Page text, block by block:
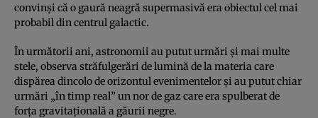
convinși că o gaură neagră supermasivă era obiectul cel mai
probabil din centrul galactic.
În următorii ani, astronomii au putut urmări și mai multe
stele, observa străfulgerări de lumină de la materia care
dispărea dincolo de orizontul evenimentelor și au putut chiar
urmări „în timp real” un nor de gaz care era spulberat de
forța gravitațională a găurii negre.